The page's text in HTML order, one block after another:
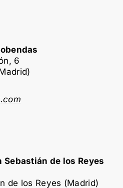
6
Sebastián de los Reyes
de los Reyes (Madrid)